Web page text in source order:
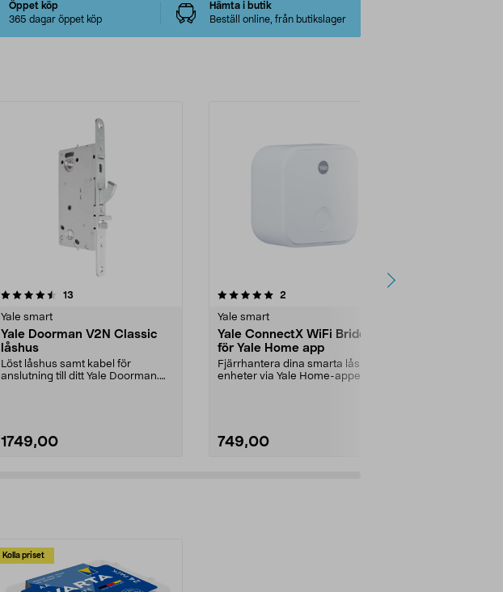
Öppet köp
365 dagar öppet köp
Hämta i butik
Beställ online, från butikslager
13
Yale smart
Yale Doorman V2N Classic
låshus
Löst låshus samt kabel för
anslutning till ditt Yale Doorman.
1749,00
5.0 av 5 stjärnor 2
Yale smart
Yale ConnectX WiFi Bridge
för Yale Home app
Fjärrhantera dina smarta lås och
enheter via Yale Home-appen.
749,00
4.5 av 5 stjärnor
Kolla priset